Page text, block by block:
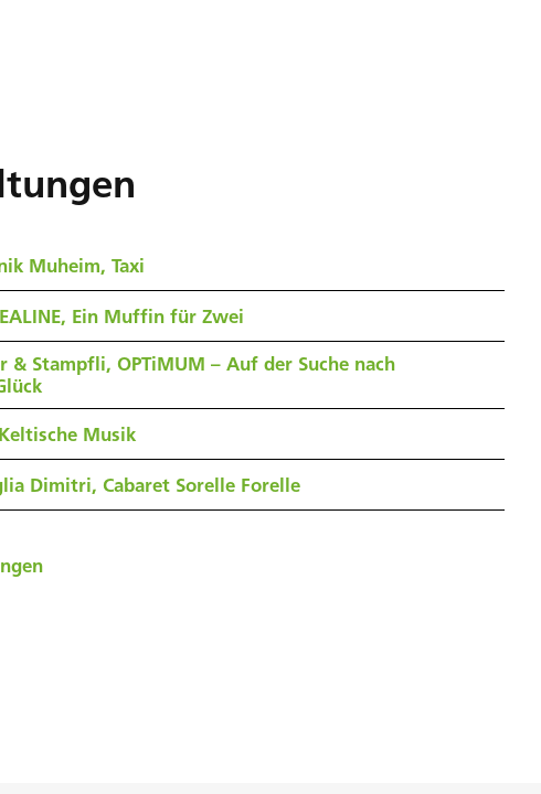
Muheim, Taxi
Ein Muffin für Zwei
& Stampfli, OPTiMUM – Auf der Suche nach
Musik
Dimitri, Cabaret Sorelle Forelle